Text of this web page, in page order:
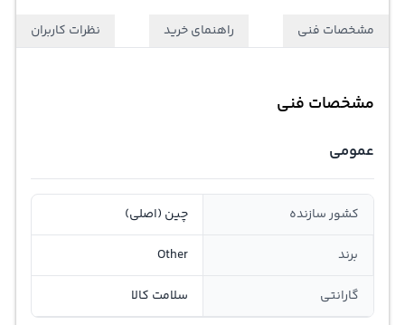
مشخصات فنی راهنمای خرید نظرات کاربران
مشخصات فنی
عمومی
کشور سازنده چین (اصلی)
برند Other
گارانتی سلامت کالا